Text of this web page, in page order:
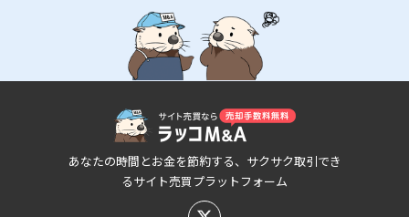
あなたの時間とお金を節約する、サクサク取引でき
るサイト売買プラットフォーム